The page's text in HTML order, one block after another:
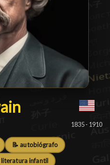
1835 - 1910
📝 autobiógrafo
infantil